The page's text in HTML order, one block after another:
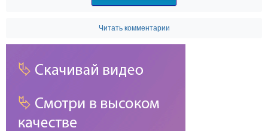
Читать комментарии